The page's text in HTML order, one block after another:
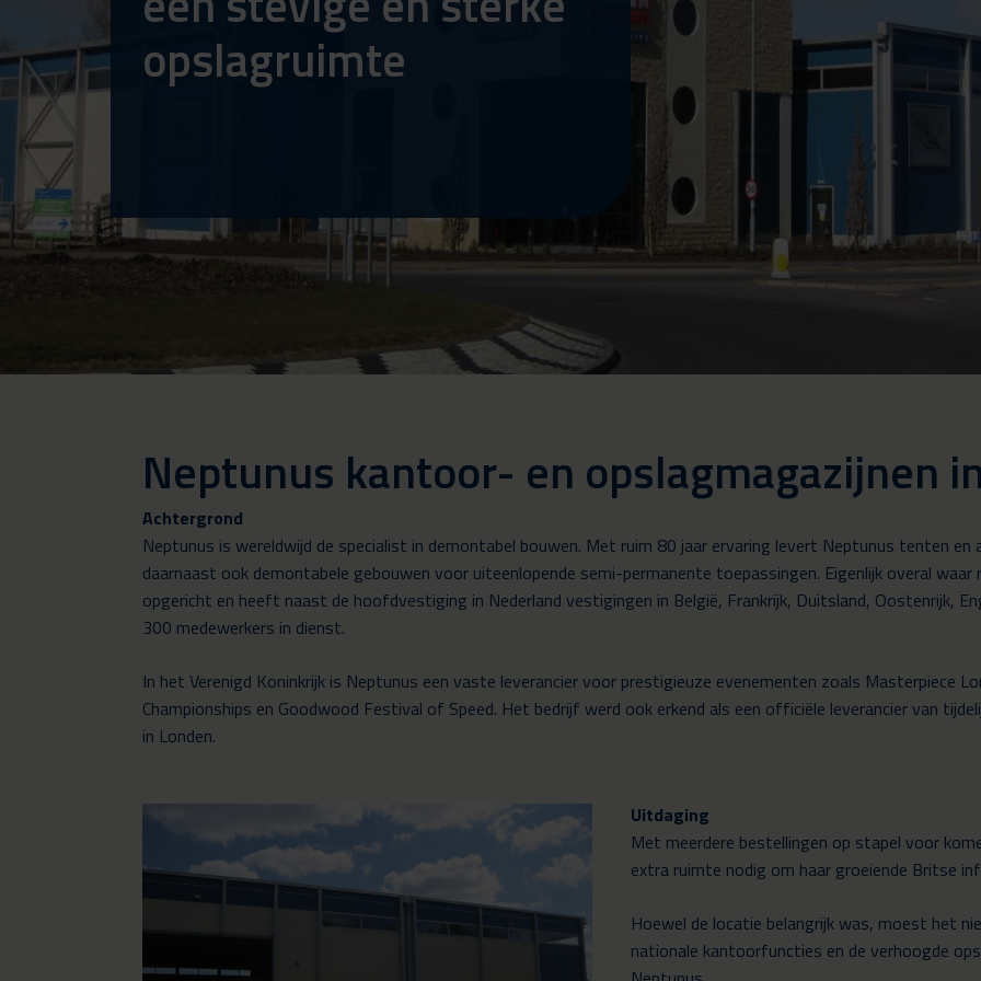
opslagruimte
Neptunus kantoor- en opslagmagazijnen
Achtergrond
Neptunus is wereldwijd de specialist in demontabel bouwen. Met ruim 80 jaar ervaring levert Neptunus tenten
daarnaast ook demontabele gebouwen voor uiteenlopende semi-permanente toepassingen. Eigenlijk overal
opgericht en heeft naast de hoofdvestiging in Nederland vestigingen in België, Frankrijk, Duitsland, Oostenrijk,
300 medewerkers in dienst.
In het Verenigd Koninkrijk is Neptunus een vaste leverancier voor prestigieuze evenementen zoals Masterpiece
Championships en Goodwood Festival of Speed. Het bedrijf werd ook erkend als een officiële leverancier van
in Londen.
Uitdaging
Met meerdere bestellingen op stapel voor
extra ruimte nodig om haar groeiende Britse
Hoewel de locatie belangrijk was, moest het
nationale kantoorfuncties en de verhoogde